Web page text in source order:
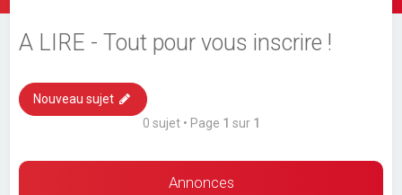
A LIRE - Tout pour vous inscrire !
Nouveau sujet
0 sujet • Page 1 sur 1
Annonces